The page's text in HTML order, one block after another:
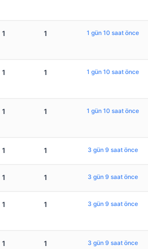
1 1 1 gün 10 saat önce
1 1 1 gün 10 saat önce
1 1 1 gün 10 saat önce
1 1 3 gün 9 saat önce
1 1 3 gün 9 saat önce
1 1 3 gün 9 saat önce
1 1 3 gün 9 saat önce